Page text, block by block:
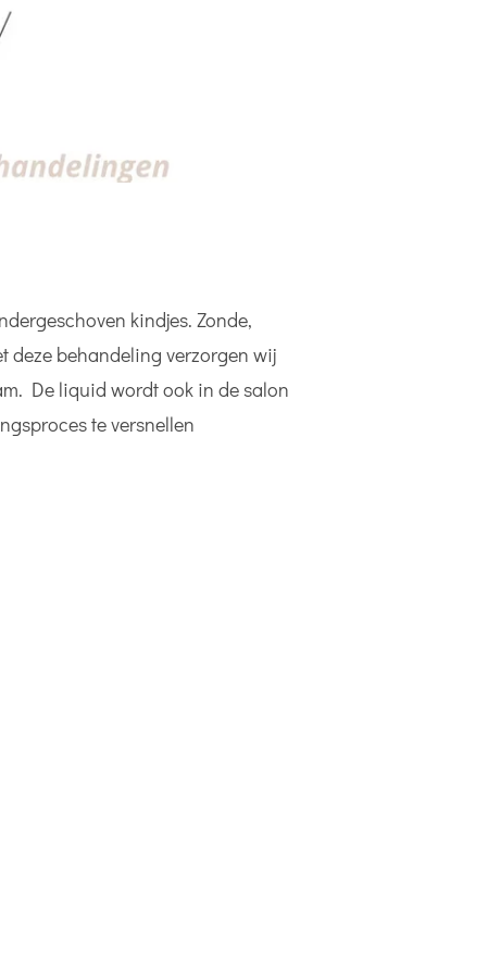
kindjes. Zonde,
deze behandeling verzorgen wij
De liquid wordt ook in de salon
te versnellen